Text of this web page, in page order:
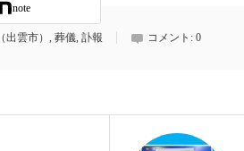
note
出雲市） , 葬儀, 訃報 コメント: 0